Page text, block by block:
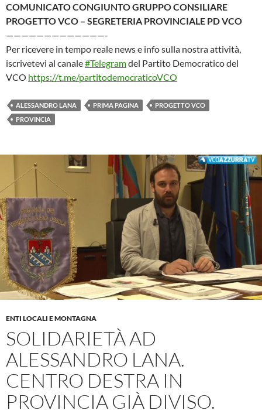
COMUNICATO CONGIUNTO GRUPPO CONSILIARE
PROGETTO VCO – SEGRETERIA PROVINCIALE PD VCO
—————————————-
Per ricevere in tempo reale news e info sulla nostra attività,
iscrivetevi al canale#Telegramdel Partito Democratico del
VCO https://t.me/partitodemocraticoVCO
ALESSANDRO LANA PRIMA PAGINA
PROGETTO VCO
PROVINCIA
ENTI LOCALI E MONTAGNA
SOLIDARIETÀ AD
ALESSANDRO LANA.
CENTRO DESTRA IN
PROVINCIA GIÀ DIVISO.